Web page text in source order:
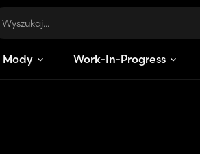
Mody Work-In-Progress